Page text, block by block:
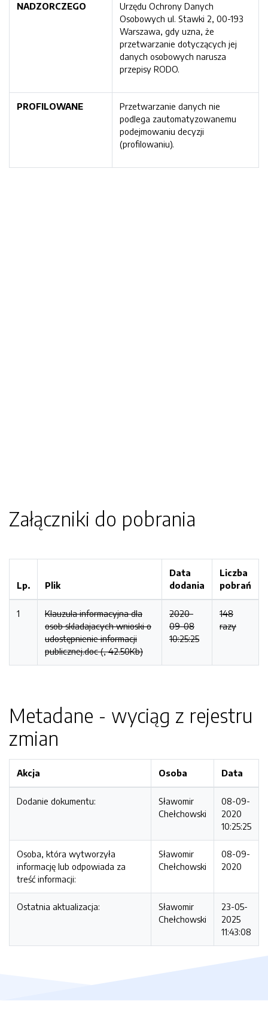
NADZORCZEGO
Urzędu Ochrony Danych
Osobowych ul. Stawki 2, 00-193
Warszawa, gdy uzna, że
przetwarzanie dotyczących jej
danych osobowych narusza
przepisy RODO.
PROFILOWANE
Przetwarzanie danych nie
podlega zautomatyzowanemu
podejmowaniu decyzji
(profilowaniu).
Załączniki do pobrania
Lp. Plik
Data
dodania
Liczba
pobrań
1
Klauzula informacyjna dla
osob skladajacych wnioski o
udostępnienie informacji
publicznej.doc (, 42.50Kb)
2020-
09-08
10:25:25
148
razy
Metadane - wyciąg z rejestru
zmian
Akcja Osoba Data
Dodanie dokumentu:
Sławomir
Chełchowski
08-09-
2020
10:25:25
Osoba, która wytworzyła
informację lub odpowiada za
treść informacji:
Sławomir
Chełchowski
08-09-
2020
Ostatnia aktualizacja:
Sławomir
Chełchowski
23-05-
2025
11:43:08